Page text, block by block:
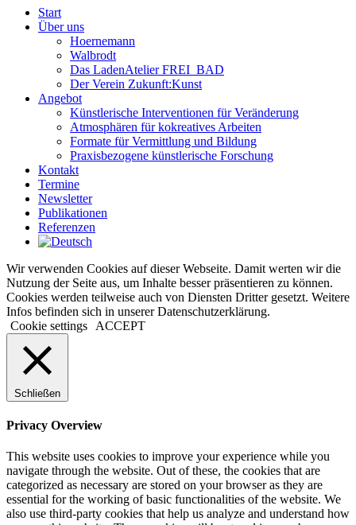
Start
Über uns
Hoernemann
Walbrodt
Das LadenAtelier FREI_BAD
Der Verein Zukunft:Kunst
Angebot
Künstlerische Interventionen für Veränderung
Atmosphären für kokreatives Arbeiten
Formate für Vermittlung und Bildung
Praxisbezogene künstlerische Forschung
Kontakt
Termine
Newsletter
Publikationen
Referenzen
Wir verwenden Cookies auf dieser Webseite. Damit werten wir die
Nutzung der Seite aus, um Inhalte besser präsentieren zu können.
Cookies werden teilweise auch von Diensten Dritter gesetzt. Weitere
Infos befinden sich in unserer Datenschutzerklärung.
Cookie settings
ACCEPT
Schließen
Privacy Overview
This website uses cookies to improve your experience while you
navigate through the website. Out of these, the cookies that are
categorized as necessary are stored on your browser as they are
essential for the working of basic functionalities of the website. We
also use third-party cookies that help us analyze and understand how